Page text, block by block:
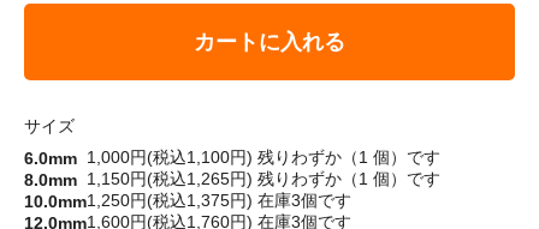
カートに入れる
サイズ
6.0mm 1,000円(税込1,100円) 残りわずか（1 個）です
8.0mm 1,150円(税込1,265円) 残りわずか（1 個）です
10.0mm1,250円(税込1,375円) 在庫3個です
12.0mm1,600円(税込1,760円) 在庫3個です